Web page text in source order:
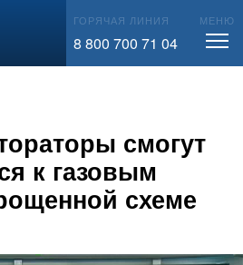
ГОРЯЧАЯ ЛИНИЯ
8 800 700 71 04
МЕНЮ
смогут
к газовым
схеме